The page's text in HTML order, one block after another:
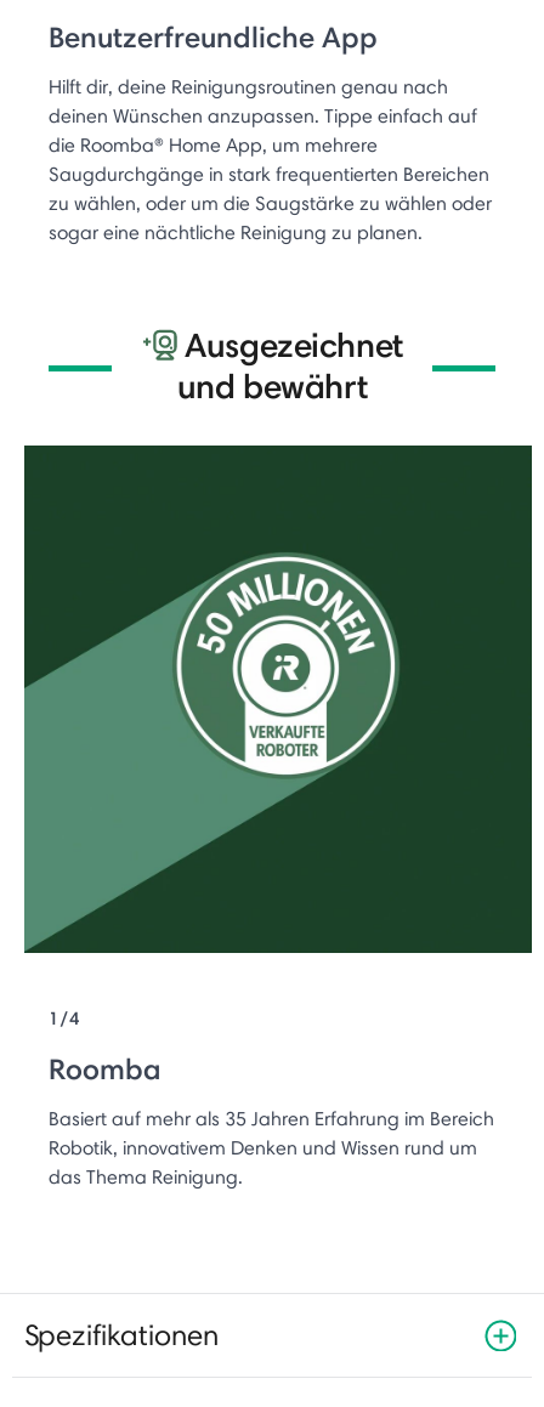
Benutzerfreundliche App
Hilft dir, deine Reinigungsroutinen genau nach
deinen Wünschen anzupassen. Tippe einfach auf
die Roomba® Home App, um mehrere
Saugdurchgänge in stark frequentierten Bereichen
zu wählen, oder um die Saugstärke zu wählen oder
sogar eine nächtliche Reinigung zu planen.
Ausgezeichnet
und bewährt
1/4
Roomba
Basiert auf mehr als 35 Jahren Erfahrung im Bereich
Robotik, innovativem Denken und Wissen rund um
das Thema Reinigung.
Spezifikationen